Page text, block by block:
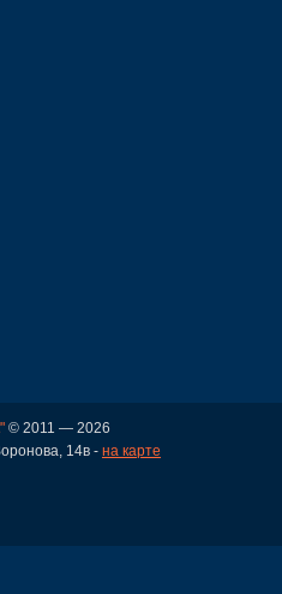
© 2011 — 2026
14в - на карте